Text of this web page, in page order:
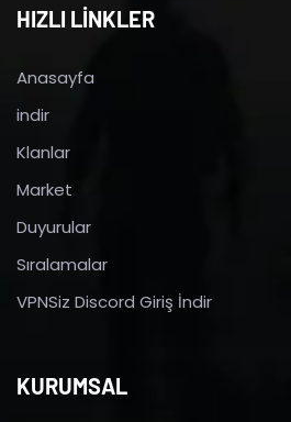
HIZLI LİNKLER
Anasayfa
indir
Klanlar
Market
Duyurular
Sıralamalar
VPNSiz Discord Giriş İndir
KURUMSAL